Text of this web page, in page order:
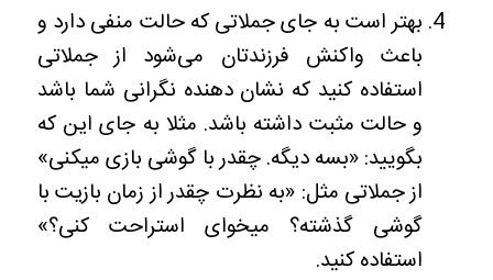
بهتر است به جای جملاتی که حالت منفی دارد و
باعث واکنش فرزندتان می‌شود از جملاتی
استفاده کنید که نشان دهنده نگرانی شما باشد
و حالت مثبت داشته باشد. مثلا به جای این که
بگویید: «بسه دیگه. چقدر با گوشی بازی میکنی»
از جملاتی مثل: «به نظرت چقدر از زمان بازیت با
گوشی گذشته؟ میخوای استراحت کنی؟»
استفاده کنید.